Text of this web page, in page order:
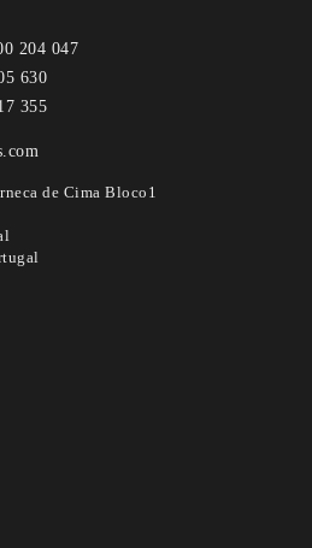
204 047
630
355
de Cima Bloco1